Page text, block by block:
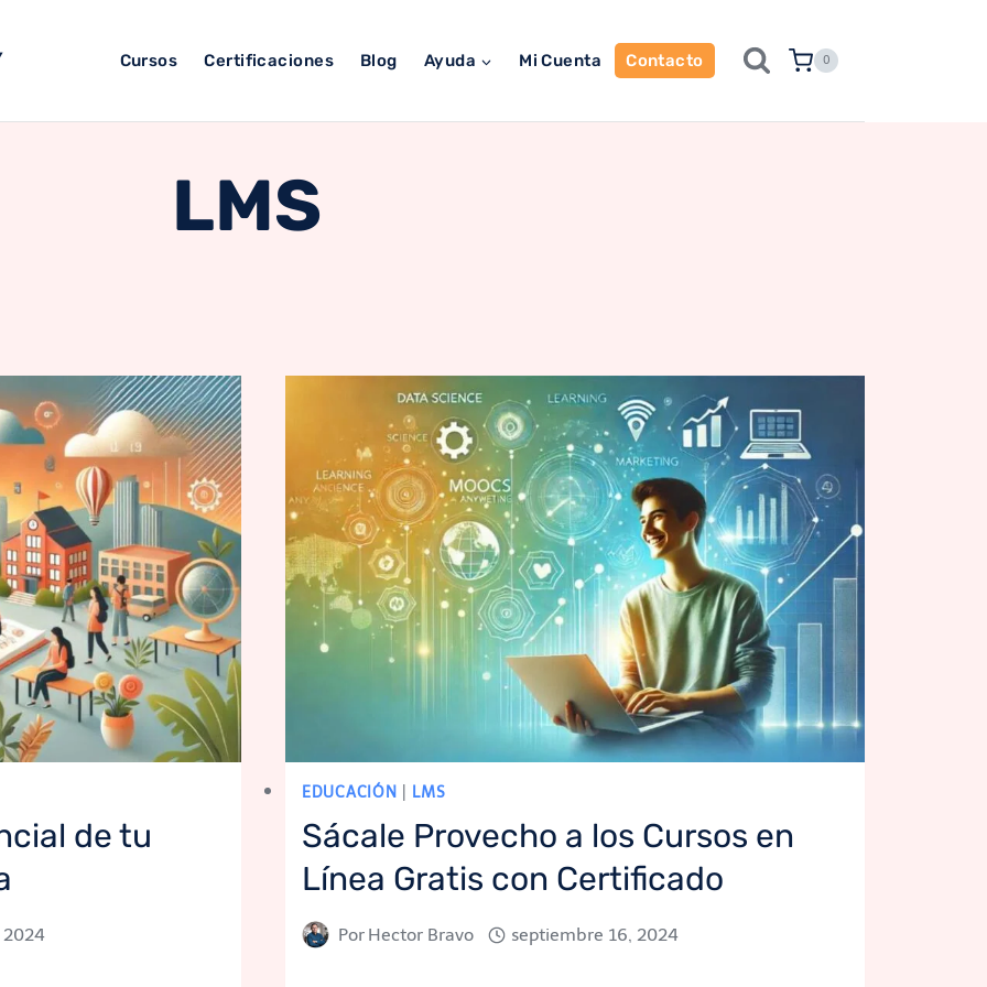
Cursos Certificaciones Blog Ayuda Mi Cuenta Contacto 0
LMS
de tu
EDUCACIÓN LMS
Sácale Provecho a los Cursos en
Línea Gratis con Certificado
Por Hector Bravo septiembre 16, 2024